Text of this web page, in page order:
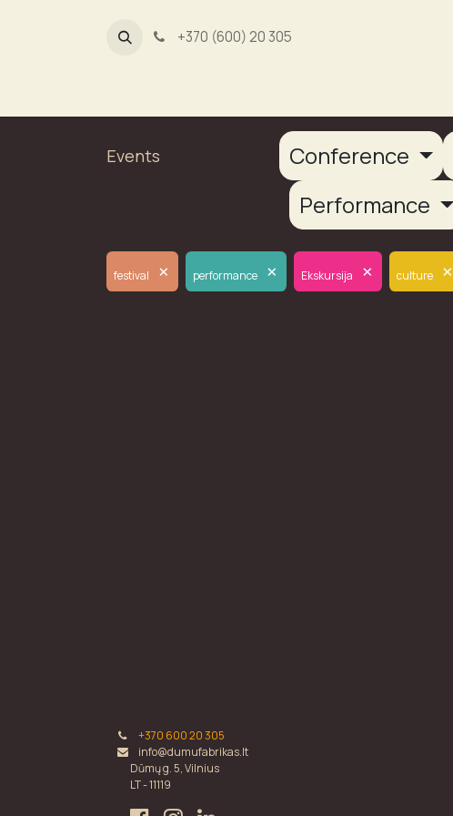
+370 (600) 20 305
Events Conference
Performance
festival × performance × Ekskursija × culture ×
+370 600 20 305
info@dumufabrikas.lt
Dūmų g. 5, Vilnius
LT - 11119